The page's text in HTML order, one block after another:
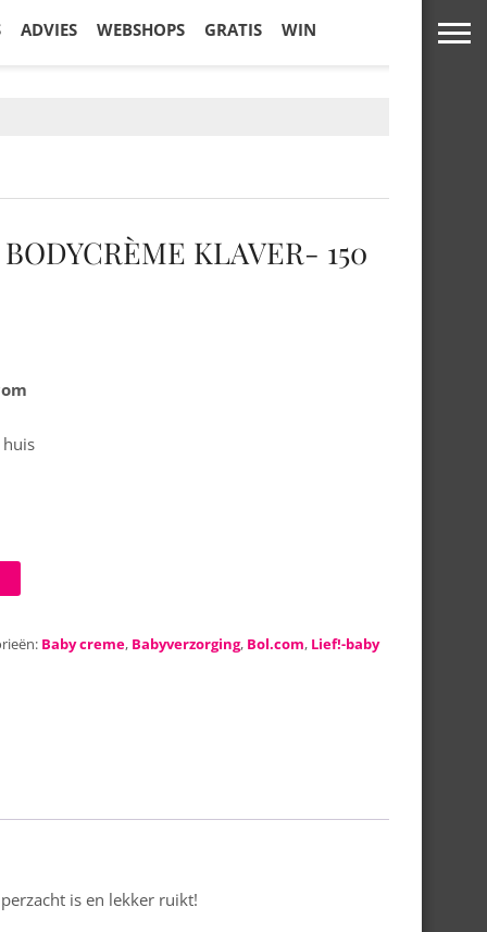
ADVIES WEBSHOPS GRATIS WIN
KLAVER- 150
huis
Baby creme, Babyverzorging, Bol.com, Lief!-baby
is en lekker ruikt!